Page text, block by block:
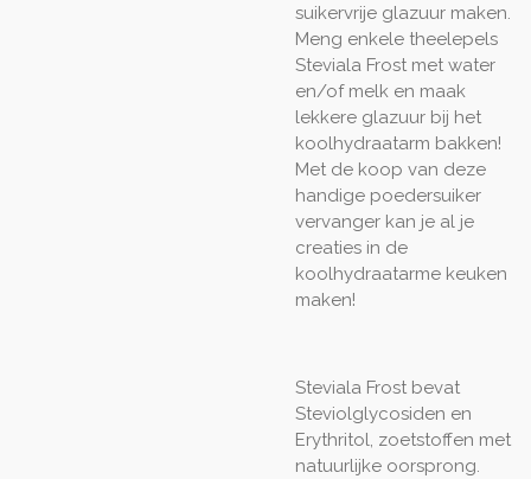
suikervrije glazuur maken.
Meng enkele theelepels
Steviala Frost met water
en/of melk en maak
lekkere glazuur bij het
koolhydraatarm bakken!
Met de koop van deze
handige poedersuiker
vervanger kan je al je
creaties in de
koolhydraatarme keuken
maken!
Steviala Frost bevat
Steviolglycosiden en
Erythritol, zoetstoffen met
natuurlijke oorsprong.